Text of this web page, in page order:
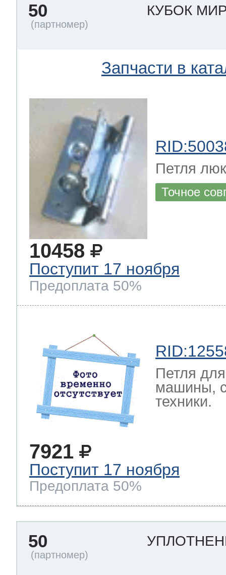
50 КУБОК
Запчасти в
Петля
Точное
10458
Поступит 17 ноября
Предоплата 50%
Петля
машины,
техники.
7921
Поступит 17 ноября
Предоплата 50%
50